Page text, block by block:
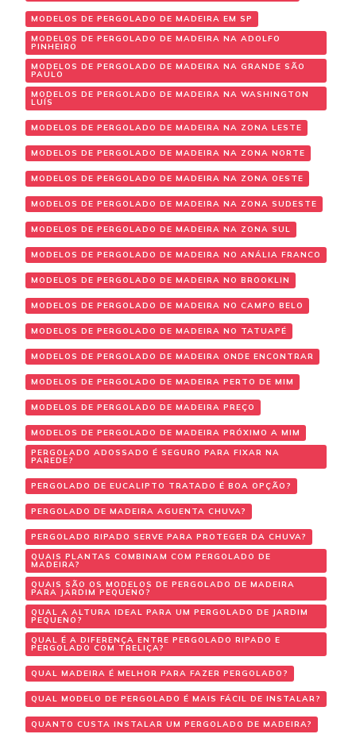
MODELOS DE PERGOLADO DE MADEIRA EM SP
MODELOS DE PERGOLADO DE MADEIRA NA ADOLFO
PINHEIRO
MODELOS DE PERGOLADO DE MADEIRA NA GRANDE SÃO
PAULO
MODELOS DE PERGOLADO DE MADEIRA NA WASHINGTON
LUÍS
MODELOS DE PERGOLADO DE MADEIRA NA ZONA LESTE
MODELOS DE PERGOLADO DE MADEIRA NA ZONA NORTE
MODELOS DE PERGOLADO DE MADEIRA NA ZONA OESTE
MODELOS DE PERGOLADO DE MADEIRA NA ZONA SUDESTE
MODELOS DE PERGOLADO DE MADEIRA NA ZONA SUL
MODELOS DE PERGOLADO DE MADEIRA NO ANÁLIA FRANCO
MODELOS DE PERGOLADO DE MADEIRA NO BROOKLIN
MODELOS DE PERGOLADO DE MADEIRA NO CAMPO BELO
MODELOS DE PERGOLADO DE MADEIRA NO TATUAPÉ
MODELOS DE PERGOLADO DE MADEIRA ONDE ENCONTRAR
MODELOS DE PERGOLADO DE MADEIRA PERTO DE MIM
MODELOS DE PERGOLADO DE MADEIRA PREÇO
MODELOS DE PERGOLADO DE MADEIRA PRÓXIMO A MIM
PERGOLADO ADOSSADO É SEGURO PARA FIXAR NA
PAREDE?
PERGOLADO DE EUCALIPTO TRATADO É BOA OPÇÃO?
PERGOLADO DE MADEIRA AGUENTA CHUVA?
PERGOLADO RIPADO SERVE PARA PROTEGER DA CHUVA?
QUAIS PLANTAS COMBINAM COM PERGOLADO DE
MADEIRA?
QUAIS SÃO OS MODELOS DE PERGOLADO DE MADEIRA
PARA JARDIM PEQUENO?
QUAL A ALTURA IDEAL PARA UM PERGOLADO DE JARDIM
PEQUENO?
QUAL É A DIFERENÇA ENTRE PERGOLADO RIPADO E
PERGOLADO COM TRELIÇA?
QUAL MADEIRA É MELHOR PARA FAZER PERGOLADO?
QUAL MODELO DE PERGOLADO É MAIS FÁCIL DE INSTALAR?
QUANTO CUSTA INSTALAR UM PERGOLADO DE MADEIRA?